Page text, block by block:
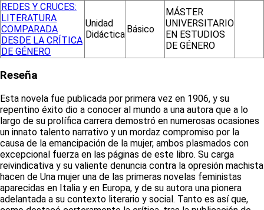
REDES Y CRUCES:
LITERATURA
COMPARADA
DESDE LA CRÍTICA
DE GÉNERO
Unidad
Didáctica Básico
MÁSTER
UNIVERSITARIO
EN ESTUDIOS
DE GÉNERO
Reseña
Esta novela fue publicada por primera vez en 1906, y su
repentino éxito dio a conocer al mundo a una autora que a lo
largo de su prolífica carrera demostró en numerosas ocasiones
un innato talento narrativo y un mordaz compromiso por la
causa de la emancipación de la mujer, ambos plasmados con
excepcional fuerza en las páginas de este libro. Su carga
reivindicativa y su valiente denuncia contra la opresión machista
hacen de Una mujer una de las primeras novelas feministas
aparecidas en Italia y en Europa, y de su autora una pionera
adelantada a su contexto literario y social. Tanto es así que,